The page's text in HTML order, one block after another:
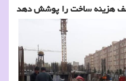
هزینه ساخت را پوشش دهد